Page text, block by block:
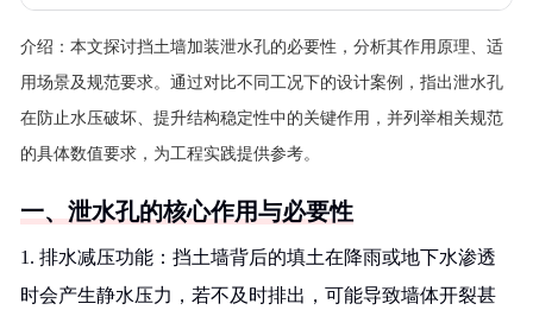
介绍： 本文探讨挡土墙加装泄水孔的必要性，分析其作用原理、适
用场景及规范要求。通过对比不同工况下的设计案例，指出泄水孔
在防止水压破坏、提升结构稳定性中的关键作用，并列举相关规范
的具体数值要求，为工程实践提供参考。
一、泄水孔的核心作用与必要性
1. 排水减压功能：挡土墙背后的填土在降雨或地下水渗透
时会产生静水压力，若不及时排出，可能导致墙体开裂甚